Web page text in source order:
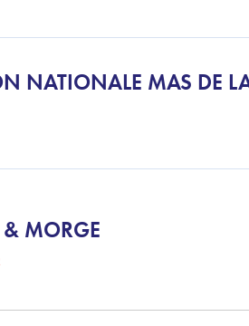
NATIONALE MAS DE
MORGE